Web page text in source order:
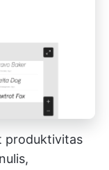
produktivitas